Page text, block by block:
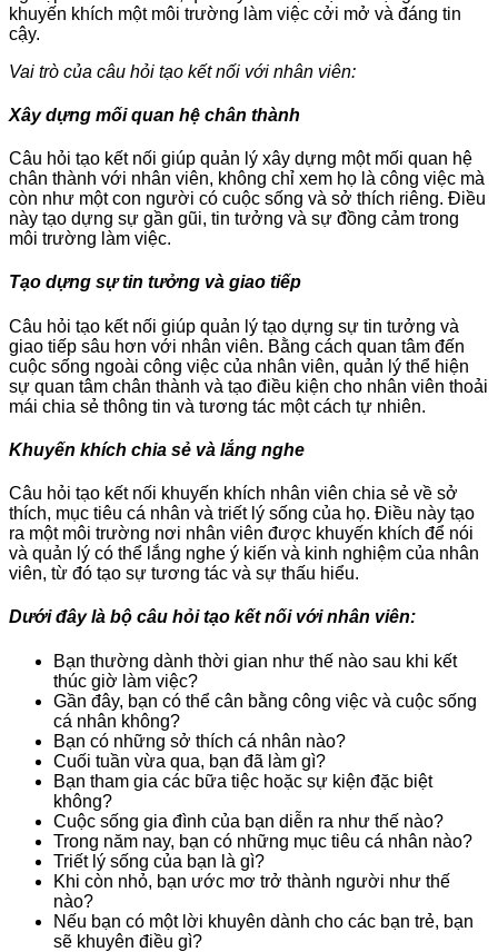
khuyến khích một môi trường làm việc cởi mở và đáng tin
cậy.
Vai trò của câu hỏi tạo kết nối với nhân viên:
Xây dựng mối quan hệ chân thành
Câu hỏi tạo kết nối giúp quản lý xây dựng một mối quan hệ
chân thành với nhân viên, không chỉ xem họ là công việc mà
còn như một con người có cuộc sống và sở thích riêng. Điều
này tạo dựng sự gần gũi, tin tưởng và sự đồng cảm trong
môi trường làm việc.
Tạo dựng sự tin tưởng và giao tiếp
Câu hỏi tạo kết nối giúp quản lý tạo dựng sự tin tưởng và
giao tiếp sâu hơn với nhân viên. Bằng cách quan tâm đến
cuộc sống ngoài công việc của nhân viên, quản lý thể hiện
sự quan tâm chân thành và tạo điều kiện cho nhân viên thoải
mái chia sẻ thông tin và tương tác một cách tự nhiên.
Khuyến khích chia sẻ và lắng nghe
Câu hỏi tạo kết nối khuyến khích nhân viên chia sẻ về sở
thích, mục tiêu cá nhân và triết lý sống của họ. Điều này tạo
ra một môi trường nơi nhân viên được khuyến khích để nói
và quản lý có thể lắng nghe ý kiến và kinh nghiệm của nhân
viên, từ đó tạo sự tương tác và sự thấu hiểu.
Dưới đây là bộ câu hỏi tạo kết nối với nhân viên:
Bạn thường dành thời gian như thế nào sau khi kết
thúc giờ làm việc?
Gần đây, bạn có thể cân bằng công việc và cuộc sống
cá nhân không?
Bạn có những sở thích cá nhân nào?
Cuối tuần vừa qua, bạn đã làm gì?
Bạn tham gia các bữa tiệc hoặc sự kiện đặc biệt
không?
Cuộc sống gia đình của bạn diễn ra như thế nào?
Trong năm nay, bạn có những mục tiêu cá nhân nào?
Triết lý sống của bạn là gì?
Khi còn nhỏ, bạn ước mơ trở thành người như thế
nào?
Nếu bạn có một lời khuyên dành cho các bạn trẻ, bạn
sẽ khuyên điều gì?